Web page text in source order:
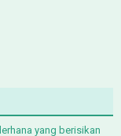
yang berisikan